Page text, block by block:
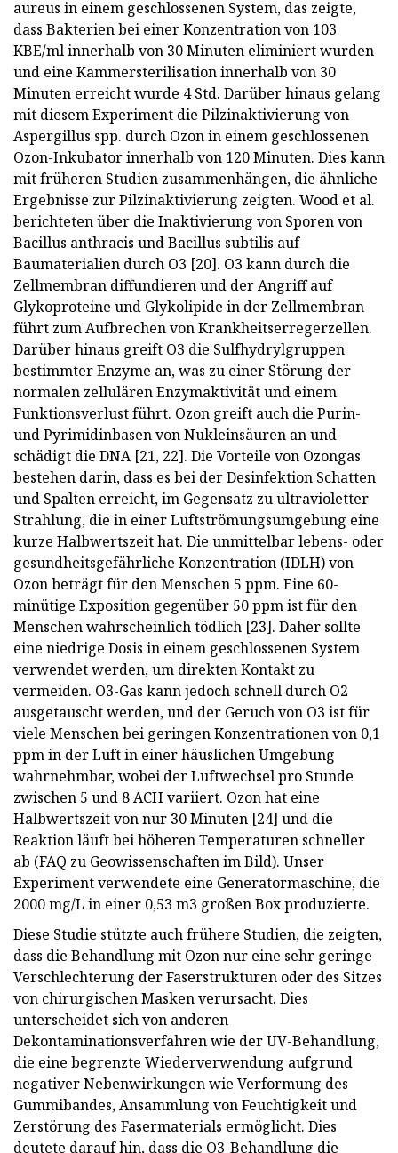
aureus in einem geschlossenen System, das zeigte,
dass Bakterien bei einer Konzentration von 103
KBE/ml innerhalb von 30 Minuten eliminiert wurden
und eine Kammersterilisation innerhalb von 30
Minuten erreicht wurde 4 Std. Darüber hinaus gelang
mit diesem Experiment die Pilzinaktivierung von
Aspergillus spp. durch Ozon in einem geschlossenen
Ozon-Inkubator innerhalb von 120 Minuten. Dies kann
mit früheren Studien zusammenhängen, die ähnliche
Ergebnisse zur Pilzinaktivierung zeigten. Wood et al.
berichteten über die Inaktivierung von Sporen von
Bacillus anthracis und Bacillus subtilis auf
Baumaterialien durch O3 [20]. O3 kann durch die
Zellmembran diffundieren und der Angriff auf
Glykoproteine ​​und Glykolipide in der Zellmembran
führt zum Aufbrechen von Krankheitserregerzellen.
Darüber hinaus greift O3 die Sulfhydrylgruppen
bestimmter Enzyme an, was zu einer Störung der
normalen zellulären Enzymaktivität und einem
Funktionsverlust führt. Ozon greift auch die Purin-
und Pyrimidinbasen von Nukleinsäuren an und
schädigt die DNA [21, 22]. Die Vorteile von Ozongas
bestehen darin, dass es bei der Desinfektion Schatten
und Spalten erreicht, im Gegensatz zu ultravioletter
Strahlung, die in einer Luftströmungsumgebung eine
kurze Halbwertszeit hat. Die unmittelbar lebens- oder
gesundheitsgefährliche Konzentration (IDLH) von
Ozon beträgt für den Menschen 5 ppm. Eine 60-
minütige Exposition gegenüber 50 ppm ist für den
Menschen wahrscheinlich tödlich [23]. Daher sollte
eine niedrige Dosis in einem geschlossenen System
verwendet werden, um direkten Kontakt zu
vermeiden. O3-Gas kann jedoch schnell durch O2
ausgetauscht werden, und der Geruch von O3 ist für
viele Menschen bei geringen Konzentrationen von 0,1
ppm in der Luft in einer häuslichen Umgebung
wahrnehmbar, wobei der Luftwechsel pro Stunde
zwischen 5 und 8 ACH variiert. Ozon hat eine
Halbwertszeit von nur 30 Minuten [24] und die
Reaktion läuft bei höheren Temperaturen schneller
ab (FAQ zu Geowissenschaften im Bild). Unser
Experiment verwendete eine Generatormaschine, die
2000 mg/L in einer 0,53 m3 großen Box produzierte.
Diese Studie stützte auch frühere Studien, die zeigten,
dass die Behandlung mit Ozon nur eine sehr geringe
Verschlechterung der Faserstrukturen oder des Sitzes
von chirurgischen Masken verursacht. Dies
unterscheidet sich von anderen
Dekontaminationsverfahren wie der UV-Behandlung,
die eine begrenzte Wiederverwendung aufgrund
negativer Nebenwirkungen wie Verformung des
Gummibandes, Ansammlung von Feuchtigkeit und
Zerstörung des Fasermaterials ermöglicht. Dies
deutete darauf hin, dass die O3-Behandlung die